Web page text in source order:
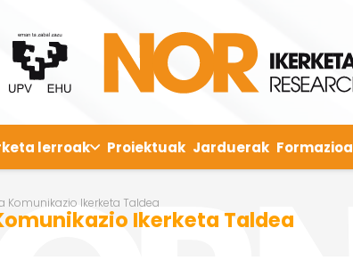
lerroak Proiektuak Jarduerak Formazioa
Komunikazio Ikerketa Taldea
Ikerketa Taldea